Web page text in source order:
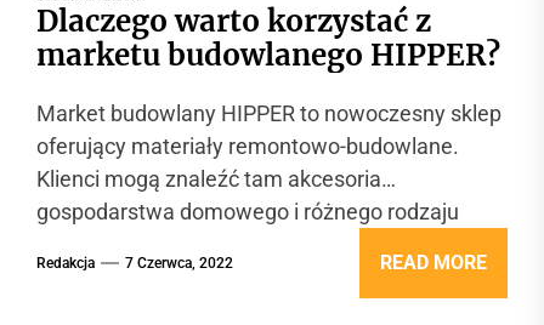
Dlaczego warto korzystać z
marketu budowlanego HIPPER?
Market budowlany HIPPER to nowoczesny sklep
oferujący materiały remontowo-budowlane.
Klienci mogą znaleźć tam akcesoria
gospodarstwa domowego i różnego rodzaju
oferta...
Redakcja 7 Czerwca, 2022 READ MORE